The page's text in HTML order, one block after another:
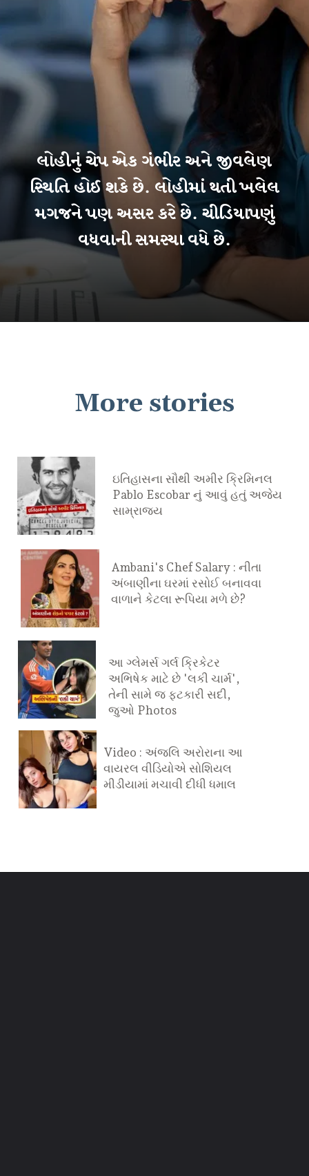
લોહીનું ચેપ એક ગંભીર અને જીવલેણ
સ્થિતિ હોઈ શકે છે. લોહીમાં થતી ખલેલ
મગજને પણ અસર કરે છે. ચીડિયાપણું
વધવાની સમસ્યા વધે છે.
More stories
આ ગ્લેમર્સ ગર્લ ક્રિકેટર
અભિષેક માટે છે 'લકી ચાર્મ',
તેની સામે જ ફટકારી સદી,
જુઓ Photos
Video : અંજલિ અરોરાના આ
વાયરલ વીડિયોએ સોશિયલ
મીડીયામાં મચાવી દીધી ધમાલ
ઇતિહાસના સૌથી અમીર ક્રિમિનલ
Pablo Escobar નું આવું હતું અજેય
સામ્રાજ્ય
Ambani's Chef Salary : નીતા
અંબાણીના ઘરમાં રસોઈ બનાવવા
વાળાને કેટલા રૂપિયા મળે છે?